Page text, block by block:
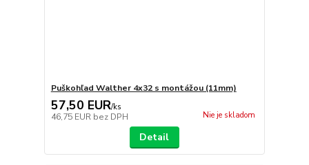
Puškohľad Walther 4x32 s montážou (11mm)
57,50 EUR/ks
46,75 EUR bez DPH Nie je skladom
Detail